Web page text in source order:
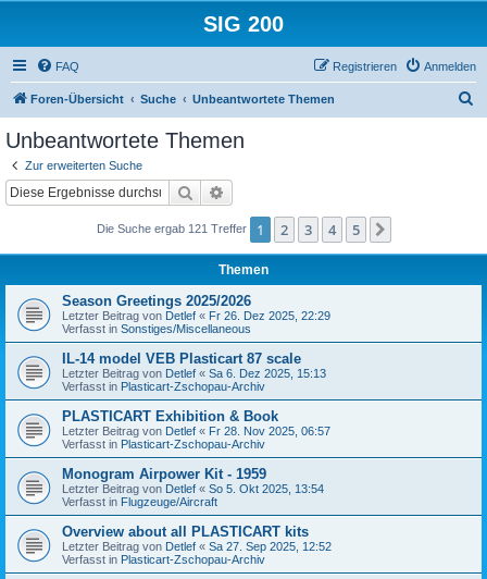
SIG 200
FAQ Anmelden
Registrieren
Foren-Übersicht Suche Unbeantwortete Themen
Unbeantwortete Themen
Zur erweiterten Suche
Suche
Die Suche ergab 121 Treffer 1 2 3 4 5
Themen
Season Greetings 2025/2026
Letzter Beitrag von Detlef « Fr 26. Dez 2025, 22:29
Verfasst in Sonstiges/Miscellaneous
IL-14 model VEB Plasticart 87 scale
Letzter Beitrag von Detlef « Sa 6. Dez 2025, 15:13
Verfasst in Plasticart-Zschopau-Archiv
PLASTICART Exhibition & Book
Letzter Beitrag von Detlef « Fr 28. Nov 2025, 06:57
Verfasst in Plasticart-Zschopau-Archiv
Monogram Airpower Kit - 1959
Letzter Beitrag von Detlef « So 5. Okt 2025, 13:54
Verfasst in Flugzeuge/Aircraft
Overview about all PLASTICART kits
Letzter Beitrag von Detlef « Sa 27. Sep 2025, 12:52
Verfasst in Plasticart-Zschopau-Archiv